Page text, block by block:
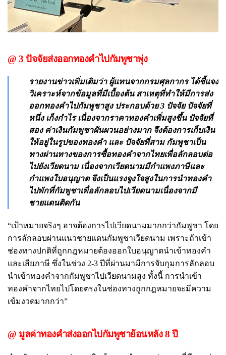
@ 3 ปัจจัยส่งออกทองคำไปกัมพูชาพุ่ง
รายงานข่าวเพิ่มเติมว่า ผู้แทนจากกรมศุลกากร ได้ชี้แจง
วิเคราะห์จากข้อมูลที่มีเบื้องต้น สาเหตุที่ทำให้มีการส่ง
ออกทองคำไปกัมพูชาสูง ประกอบด้วย 3 ปัจจัย ปัจจัยที่
หนึ่ง เก็งกำไร เนื่องจากราคาทองคำเพิ่มสูงขึ้น ปัจจัยที่
สอง ค่าเงินกัมพูชาผันผวนอย่างมาก จึงต้องการเก็บเงิน
ให้อยู่ในรูปของทองคำ และ ปัจจัยที่สาม กัมพูชาเป็น
ทางผ่านทางของการซื้อทองคำจากไทยเพื่อลักลอบต่อ
ไปยังเวียดนาม เนื่องจากเวียดนามมีกำแพงภาษีและ
กำแพงใบอนุญาต จึงเป็นแรงจูงใจสูงในการนำทองคำ
ไปพักที่กัมพูชาเพื่อลักลอบไปเวียดนามเนื่องจากมี
ชายแดนติดกัน
“เป้าหมายจริงๆ อาจต้องการไปเวียดนามมากกว่ากัมพูชา โดย
การลักลอบผ่านแนวชายแดนกัมพูชาเวียดนาม เพราะถ้าเข้า
ช่องทางปกติที่ถูกกฎหมายต้องออกใบอนุญาตนำเข้าทองคำ
และเสียภาษี ซึ่งในช่วง 2-3 ปีที่ผ่านมามีการจับกุมการลักลอบ
นำเข้าทองคำจากกัมพูชาไปเวียดนามสูง ทั้งนี้ การนำเข้า
ทองคำจากไทยไปโดยตรงในช่องทางถูกกฎหมายจะมีความ
เข้มงวดมากกว่า”
@ มูลค่าทองคำส่งออกไปกัมพูชาย้อนหลัง 8 ปี